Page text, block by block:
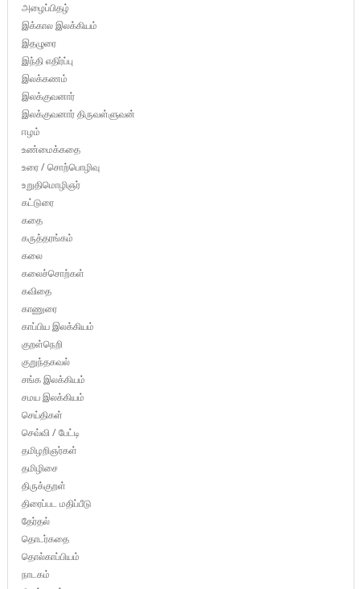
அழைப்பிதழ்
இக்கால இலக்கியம்
இதழுரை
இந்தி எதிர்ப்பு
இலக்கணம்
இலக்குவனார்
இலக்குவனார் திருவள்ளுவன்
ஈழம்
உண்மைக்கதை
உரை / சொற்பொழிவு
உறுதிமொழிஞர்
கட்டுரை
கதை
கருத்தரங்கம்
கலை
கலைச்சொற்கள்
கவிதை
காணுரை
காப்பிய இலக்கியம்
குறள்நெறி
குறுந்தகவல்
சங்க இலக்கியம்
சமய இலக்கியம்
செய்திகள்
செவ்வி / பேட்டி
தமிழறிஞர்கள்
தமிழிசை
திருக்குறள்
திரைப்பட மதிப்பீடு
தேர்தல்
தொடர்கதை
தொல்காப்பியம்
நாடகம்